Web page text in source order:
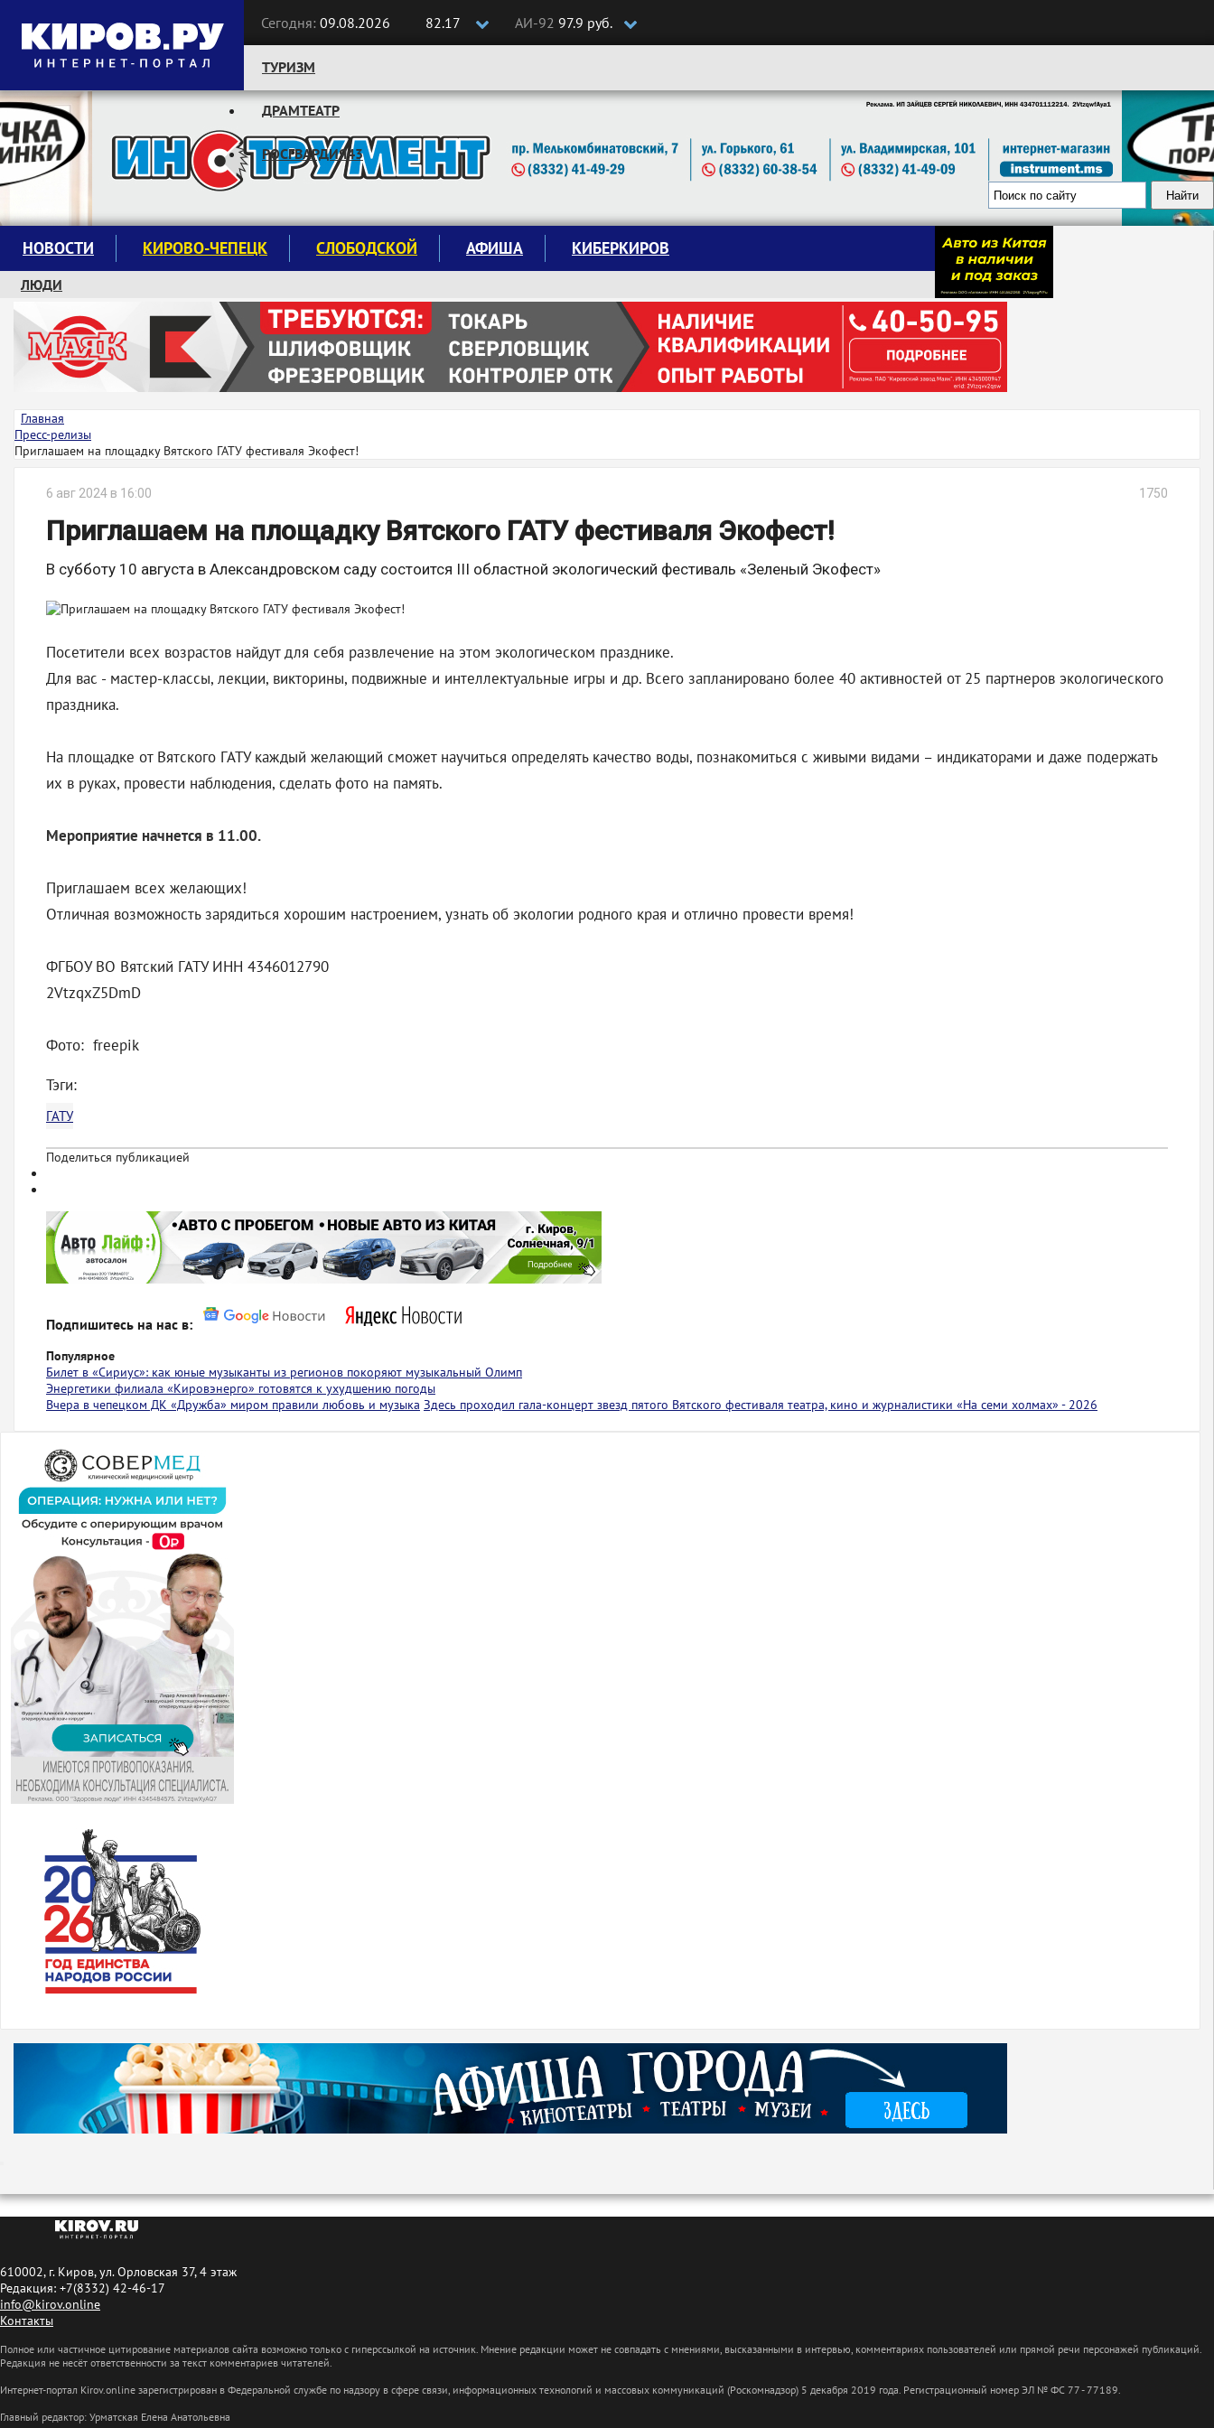
Сегодня: 09.08.2026 82.17 АИ-92 97.9 руб.
Следите за новостями:
ТУРИЗМ
ДРАМТЕАТР
РОСГВАРДИЯ43
НОВОСТИ КИРОВО-ЧЕПЕЦК СЛОБОДСКОЙ АФИША КИБЕРКИРОВ
ЛЮДИ
КРУЖКИ И СЕКЦИИ
ЗАВОДУ "МАЯК" 85 ЛЕТ
ЭКОЛОГИЯ
Главная
Пресс-релизы
Приглашаем на площадку Вятского ГАТУ фестиваля Экофест!
6 авг 2024 в 16:00 1750
Приглашаем на площадку Вятского ГАТУ фестиваля Экофест!
В субботу 10 августа в Александровском саду состоится III областной экологический фестиваль «Зеленый Экофест»
Посетители всех возрастов найдут для себя развлечение на этом экологическом празднике.
Для вас - мастер-классы, лекции, викторины, подвижные и интеллектуальные игры и др. Всего запланировано более 40 активностей от 25 партнеров экологического
праздника.
На площадке от Вятского ГАТУ каждый желающий сможет научиться определять качество воды, познакомиться с живыми видами – индикаторами и даже подержать
их в руках, провести наблюдения, сделать фото на память.
Мероприятие начнется в 11.00.
Приглашаем всех желающих!
Отличная возможность зарядиться хорошим настроением, узнать об экологии родного края и отлично провести время!
ФГБОУ ВО Вятский ГАТУ ИНН 4346012790
2VtzqxZ5DmD
Фото: freepik
Тэги:
ГАТУ
Поделиться публикацией
Подпишитесь на нас в:
Популярное
Билет в «Сириус»: как юные музыканты из регионов покоряют музыкальный Олимп
Энергетики филиала «Кировэнерго» готовятся к ухудшению погоды
Вчера в чепецком ДК «Дружба» миром правили любовь и музыка Здесь проходил гала-концерт звезд пятого Вятского фестиваля театра, кино и журналистики «На семи холмах» - 2026
610002, г. Киров, ул. Орловская 37, 4 этаж
Редакция: +7(8332) 42-46-17
info@kirov.online
Контакты
Полное или частичное цитирование материалов сайта возможно только с гиперссылкой на источник. Мнение редакции может не совпадать с мнениями, высказанными в интервью, комментариях пользователей или прямой речи персонажей публикаций.
Редакция не несёт ответственности за текст комментариев читателей.
Интернет-портал Kirov.online зарегистрирован в Федеральной службе по надзору в сфере связи, информационных технологий и массовых коммуникаций (Роскомнадзор) 5 декабря 2019 года. Регистрационный номер ЭЛ № ФС 77 - 77189.
Главный редактор: Урматская Елена Анатольевна